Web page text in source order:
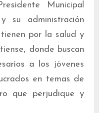
Municipal
su administración
por la salud y
donde buscan
a los jóvenes
en temas de
que perjudique y